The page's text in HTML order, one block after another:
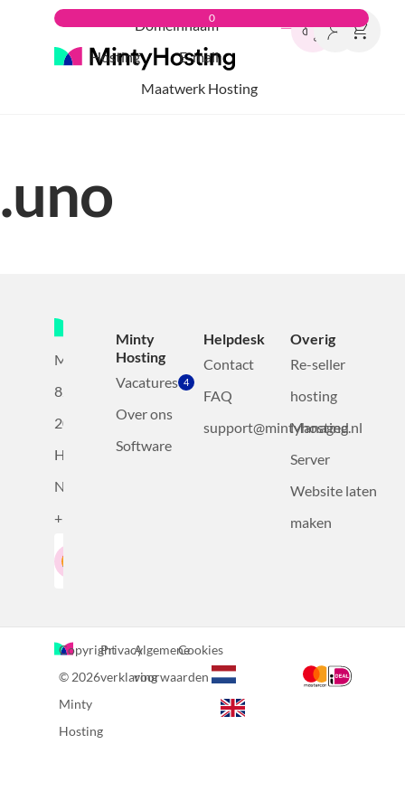
Domeinnaam
Hosting
E-mail
Maatwerk Hosting
0
.uno
Mollerusweg
82
2031BZ
Haarlem,
Nederland
+31232305815
Minty
Hosting
Vacatures 4
Over ons
Software
Helpdesk
Contact
FAQ
support@mintyhosting.nl
Overig
Re-seller
hosting
Managed
Server
Website laten
maken
Copyright
© 2026
Minty
Hosting
Privacy
verklaring
Algemene
voorwaarden
Cookies